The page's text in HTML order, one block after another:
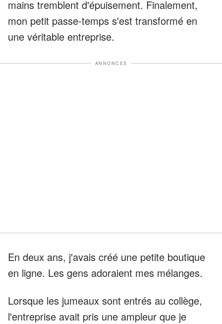
mains tremblent d'épuisement. Finalement,
mon petit passe-temps s'est transformé en
une véritable entreprise.
ANNONCES
En deux ans, j'avais créé une petite boutique
en ligne. Les gens adoraient mes mélanges.
Lorsque les jumeaux sont entrés au collège,
l'entreprise avait pris une ampleur que je